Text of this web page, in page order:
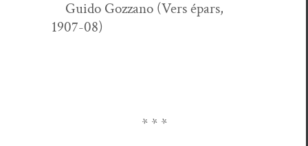
Gui­do Goz­zano (Vers épars,
1907-08)
* * *